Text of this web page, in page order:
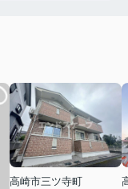
高崎市三ツ寺町